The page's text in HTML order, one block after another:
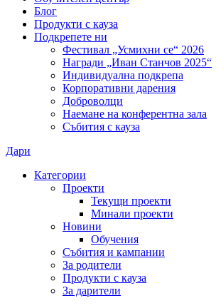
Блог
Продукти с кауза
Подкрепете ни
Фестивал „Усмихни се“ 2026
Награди „Иван Станчов 2025“
Индивидуална подкрепа
Корпоративни дарения
Доброволци
Наемане на конферентна зала
Събития с кауза
Дари
Категории
Проекти
Текущи проекти
Минали проекти
Новини
Обучения
Събития и кампании
За родители
Продукти с кауза
За дарители